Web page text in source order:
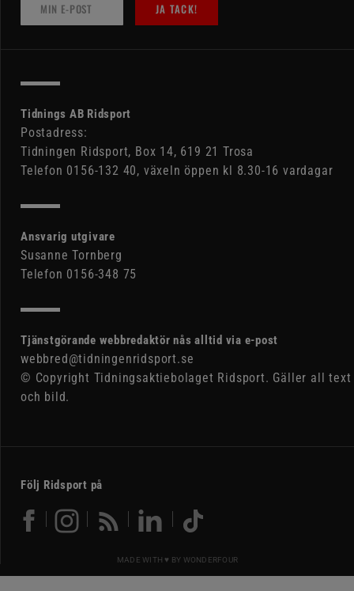
JA TACK!
Tidnings AB Ridsport
Postadress:
Tidningen Ridsport, Box 14, 619 21 Trosa
Telefon 0156-132 40, växeln öppen kl 8.30-16 vardagar
Ansvarig utgivare
Susanne Tornberg
Telefon 0156-348 75
Tjänstgörande webbredaktör nås alltid via e-post
webbred@tidningenridsport.se
© Copyright Tidningsaktiebolaget Ridsport. Gäller all text
och bild.
Följ Ridsport på
MADE WITH ♥ BY WONDERFOUR